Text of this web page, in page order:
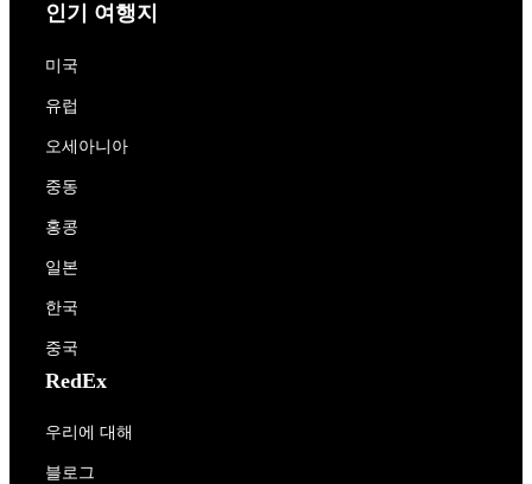
인기 여행지
미국
유럽
오세아니아
중동
홍콩
일본
한국
중국
RedEx
우리에 대해
블로그